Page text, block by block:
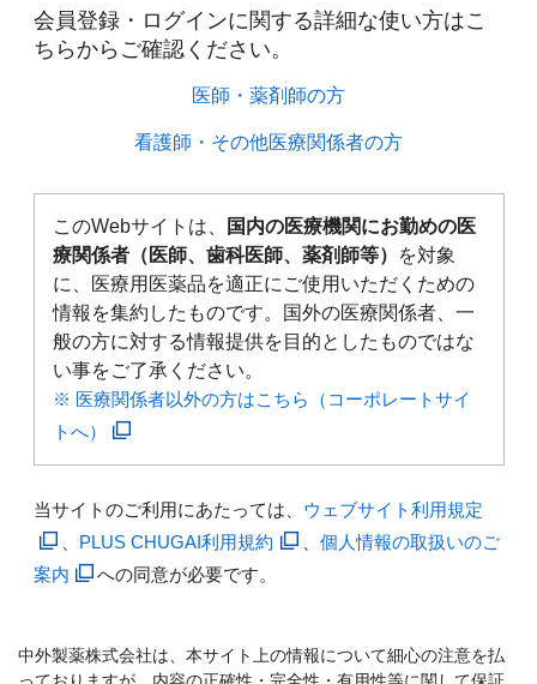
会員登録・ログインに関する詳細な使い方はこ
ちらからご確認ください。​
医師・薬剤師の方​
看護師・その他医療関係者の方​
このWebサイトは、
国内の医療機関にお勤めの医
療関係者（医師、歯科医師、薬剤師等）
を対象
に、医療用医薬品を適正にご使用いただくための
情報を集約したものです。国外の医療関係者、一
般の方に対する情報提供を目的としたものではな
い事をご了承ください。
※ 医療関係者以外の方はこちら（コーポレートサイ
トへ）
当サイトのご利用にあたっては、 ウェブサイト利用規定
PLUS CHUGAI利用規約
個人情報の取扱いのご
案内
への同意が必要です。
中外製薬株式会社は、本サイト上の情報について細心の注意を払
っておりますが、内容の正確性・完全性・有用性等に関して保証